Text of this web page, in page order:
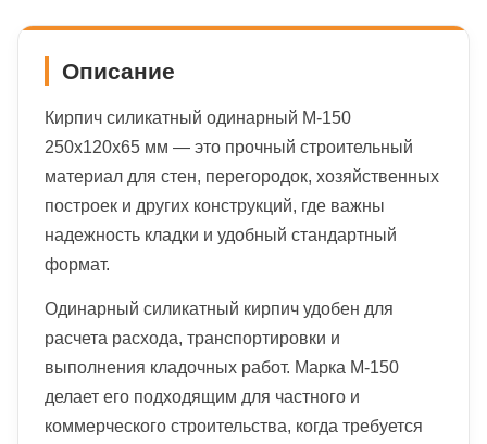
Описание
Кирпич силикатный одинарный М-150
250х120х65 мм — это прочный строительный
материал для стен, перегородок, хозяйственных
построек и других конструкций, где важны
надежность кладки и удобный стандартный
формат.
Одинарный силикатный кирпич удобен для
расчета расхода, транспортировки и
выполнения кладочных работ. Марка М-150
делает его подходящим для частного и
коммерческого строительства, когда требуется